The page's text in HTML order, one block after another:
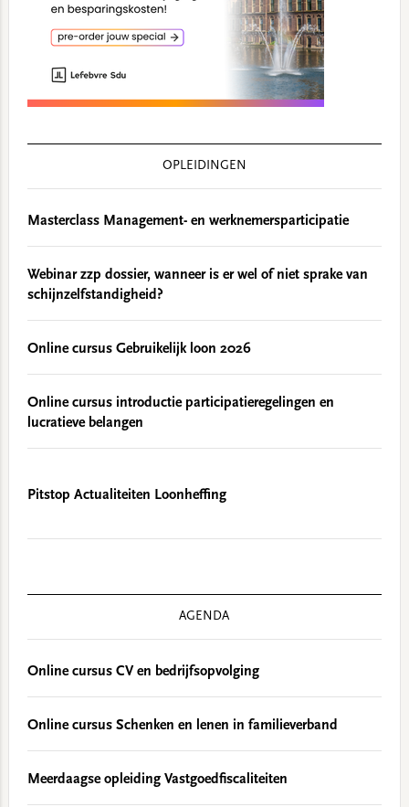
OPLEIDINGEN
Masterclass Management- en werknemersparticipatie
Webinar zzp dossier, wanneer is er wel of niet sprake van
schijnzelfstandigheid?
Online cursus Gebruikelijk loon 2026
Online cursus introductie participatieregelingen en
lucratieve belangen
Pitstop Actualiteiten Loonheffing
AGENDA
Online cursus CV en bedrijfsopvolging
Online cursus Schenken en lenen in familieverband
Meerdaagse opleiding Vastgoedfiscaliteiten